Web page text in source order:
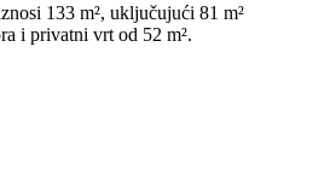
133 m², uključujući 81 m²
i privatni vrt od 52 m².